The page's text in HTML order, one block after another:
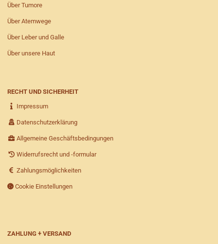
Über Tumore
Über Atemwege
Über Leber und Galle
Über unsere Haut
RECHT UND SICHERHEIT
Impressum
Datenschutzerklärung
Allgemeine Geschäftsbedingungen
Widerrufsrecht und -formular
Zahlungsmöglichkeiten
Cookie Einstellungen
ZAHLUNG + VERSAND